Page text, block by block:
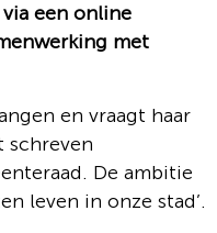
een online
met
en vraagt haar
schreven
De ambitie
leven in onze stad’.